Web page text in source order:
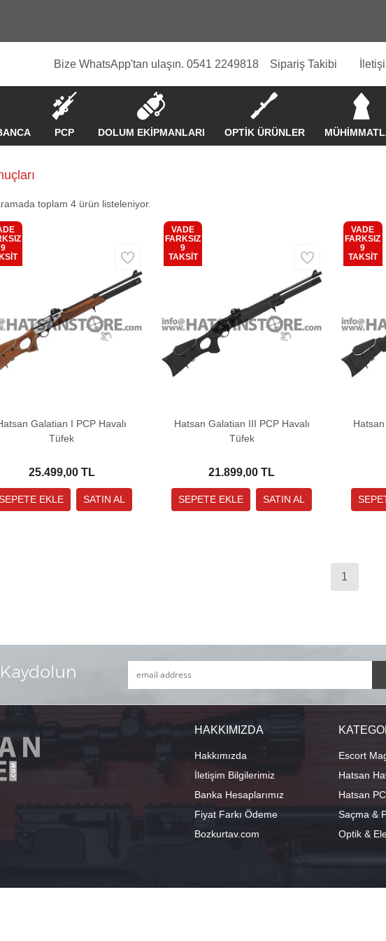
Bize WhatsApp'tan ulaşın. 0541 2249818 Sipariş Takibi
PCP DOLUM EKİPMANLARI OPTİK ÜRÜNLER
toplam 4ürün listeleniyor.
Galatian I PCP Havalı
Tüfek
25.499,00 TL
9
Hatsan Galatian III PCP Havalı
Tüfek
21.899,00 TL
VADE
FARKSIZ
9
TAKSİT
Kargo
Bedava
VADE
FARKSIZ
9
TAKSİT
Kargo
Bedava
1
HAKKIMIZDA
Hakkımızda
İletişim Bilgilerimiz
Banka Hesaplarımız
Fiyat Farkı Ödeme
Bozkurtav.com
Escort
Hatsan
Hatsan
Saçma &
Optik &